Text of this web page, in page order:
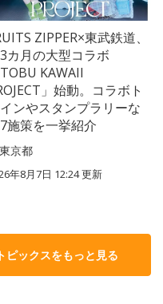
ZIPPER×東武鉄道、
カ月の大型コラボ
TOBU KAWAII
」始動。コラボト
ンやスタンプラリーな
施策を一挙紹介
東京都
年8月7日 12:24更新
ピックスをもっと見る